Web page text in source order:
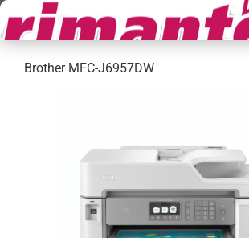
Brother MFC-J6957DW